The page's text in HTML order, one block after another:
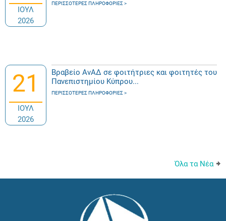
ΙΟΥΛ
2026
ΠΕΡΙΣΣΌΤΕΡΕΣ ΠΛΗΡΟΦΟΡΊΕΣ
21
ΙΟΥΛ
2026
Βραβείο ΑνΑΔ σε φοιτήτριες και φοιτητές του
Πανεπιστημίου Κύπρου...
ΠΕΡΙΣΣΌΤΕΡΕΣ ΠΛΗΡΟΦΟΡΊΕΣ
Όλα τα Νέα